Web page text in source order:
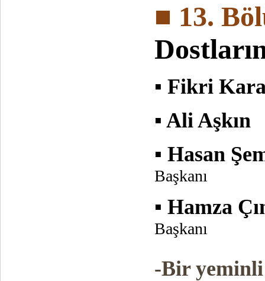
■ 13.
▪ Fikri
▪ Ali Aşkın
▪ Hasan
Başkanı
▪ Hamza
Başkanı
-Bir